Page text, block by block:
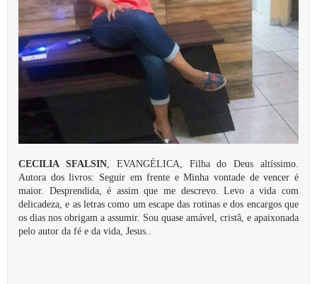
CECILIA SFALSIN, EVANGÉLICA, Filha do Deus altíssimo.
Autora dos livros: Seguir em frente e Minha vontade de vencer é
maior. Desprendida, é assim que me descrevo. Levo a vida com
delicadeza, e as letras como um escape das rotinas e dos encargos que
os dias nos obrigam a assumir. Sou quase amável, cristã, e apaixonada
pelo autor da fé e da vida, Jesus..